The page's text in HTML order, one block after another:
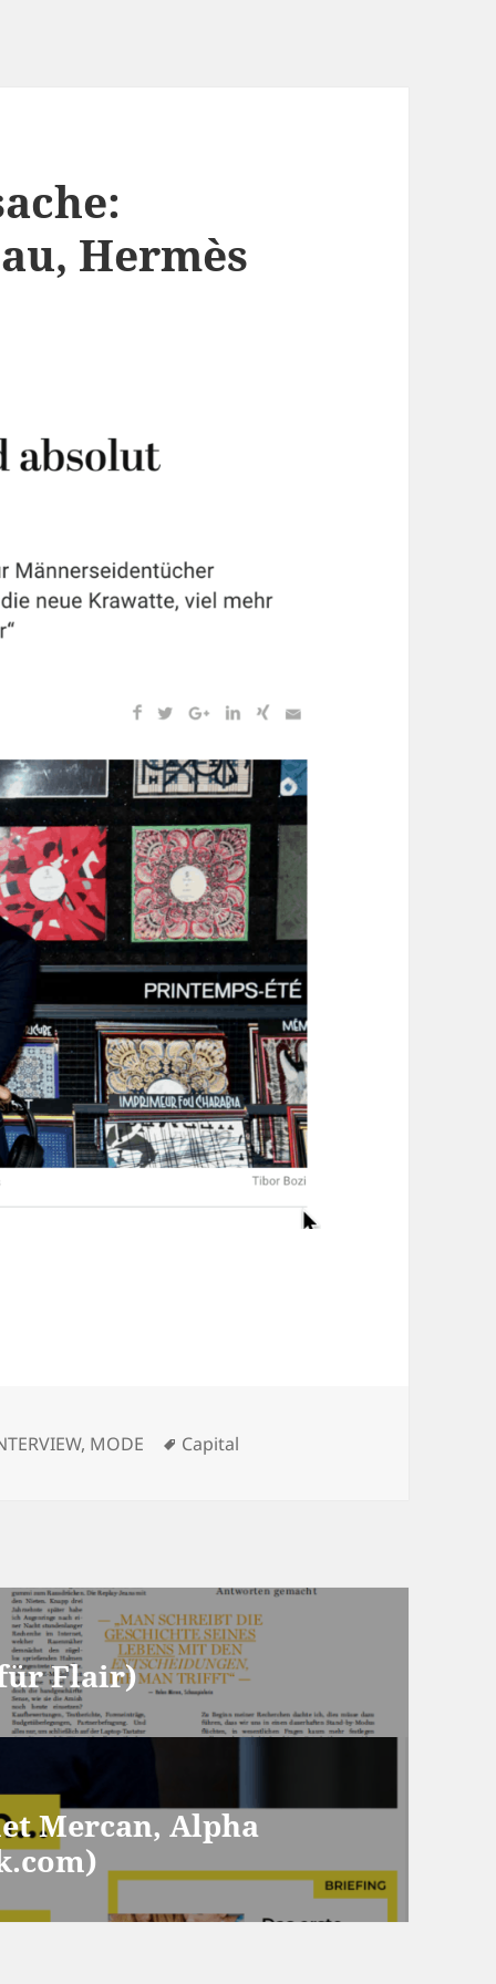
Hermès
, MODE Schlagwörter
Capital
Flair)
Mercan, Alpha